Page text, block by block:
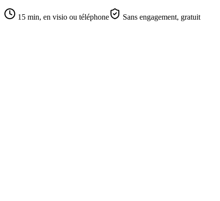
15 min, en visio ou téléphone Sans engagement, gratuit